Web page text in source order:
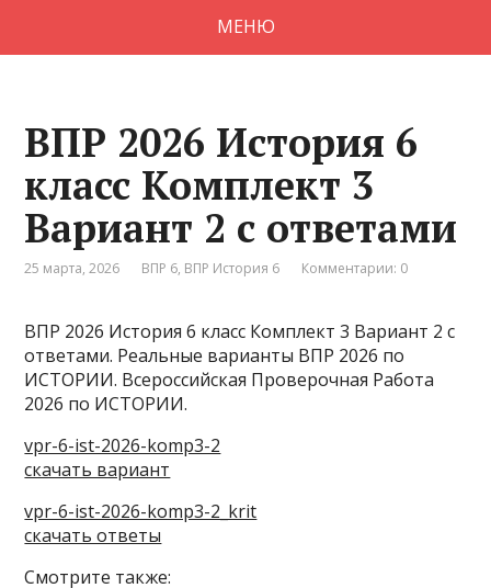
МЕНЮ
ВПР 2026 История 6
класс Комплект 3
Вариант 2 с ответами
25 марта, 2026 ВПР 6, ВПР История 6 Комментарии: 0
ВПР 2026 История 6 класс Комплект 3 Вариант 2 с
ответами. Реальные варианты ВПР 2026 по
ИСТОРИИ. Всероссийская Проверочная Работа
2026 по ИСТОРИИ.
vpr-6-ist-2026-komp3-2
скачать вариант
vpr-6-ist-2026-komp3-2_krit
скачать ответы
Смотрите также: